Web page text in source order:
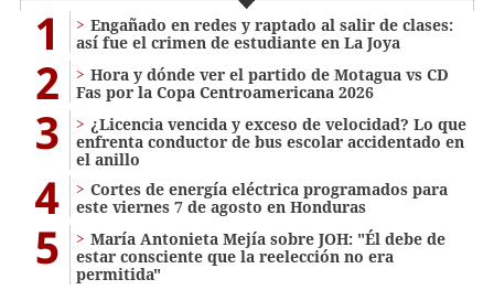
1
Engañado en redes y raptado al salir de clases:
así fue el crimen de estudiante en La Joya
2
Hora y dónde ver el partido de Motagua vs CD
Fas por la Copa Centroamericana 2026
3
¿Licencia vencida y exceso de velocidad? Lo que
enfrenta conductor de bus escolar accidentado en
el anillo
4
Cortes de energía eléctrica programados para
este viernes 7 de agosto en Honduras
5
María Antonieta Mejía sobre JOH: "Él debe de
estar consciente que la reelección no era
permitida"